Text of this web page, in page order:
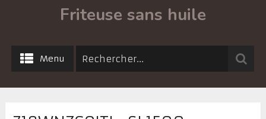
Friteuse sans huile
Menu